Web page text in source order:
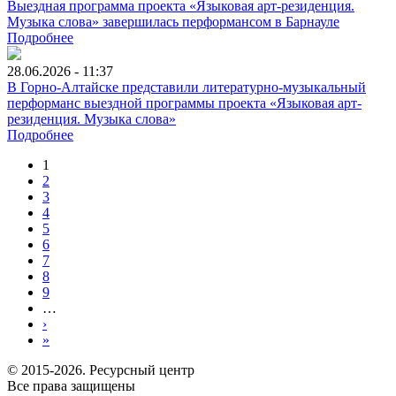
Выездная программа проекта «Языковая арт-резиденция.
Музыка слова» завершилась перформансом в Барнауле
Подробнее
28.06.2026 - 11:37
В Горно-Алтайске представили литературно-музыкальный
перформанс выездной программы проекта «Языковая арт-
резиденция. Музыка слова»
Подробнее
1
2
3
4
5
6
7
8
9
…
›
»
© 2015-2026. Ресурсный центр
Все права защищены